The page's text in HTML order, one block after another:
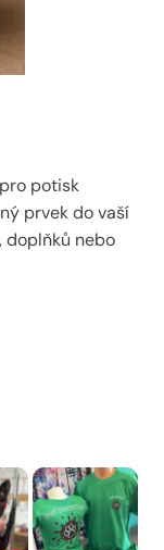
potisk
prvek do vaší
doplňků nebo